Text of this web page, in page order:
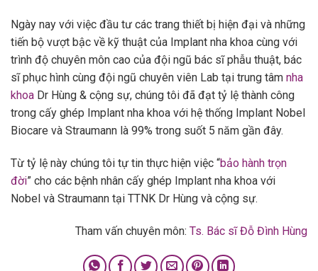
Ngày nay với việc đầu tư các trang thiết bị hiện đại và những
tiến bộ vượt bậc về kỹ thuật của Implant nha khoa cùng với
trình độ chuyên môn cao của đội ngũ bác sĩ phẫu thuật, bác
sĩ phục hình cùng đội ngũ chuyên viên Lab tại trung tâm nha
khoa Dr Hùng & cộng sự, chúng tôi đã đạt tỷ lệ thành công
trong cấy ghép Implant nha khoa với hệ thống Implant Nobel
Biocare và Straumann là 99% trong suốt 5 năm gần đây.
Từ tỷ lệ này chúng tôi tự tin thực hiện việc “bảo hành trọn
đời” cho các bệnh nhân cấy ghép Implant nha khoa với
Nobel và Straumann tại TTNK Dr Hùng và cộng sự.
Tham vấn chuyên môn: Ts. Bác sĩ Đỗ Đình Hùng